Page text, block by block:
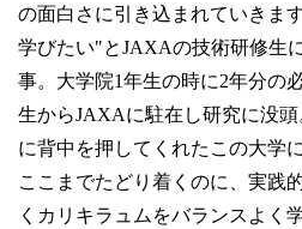
の面白さに引き込まれていきま
学びたい"とJAXAの技術研修生
事。大学院1年生の時に2年分の
生からJAXAに駐在し研究に没
に背中を押してくれたこの大学
ここまでたどり着くのに、実践
くカリキラュムをバランスよく